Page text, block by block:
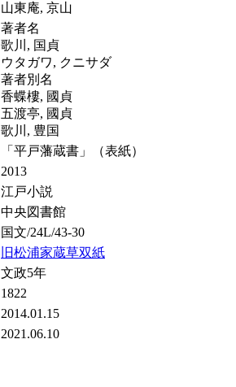
山東庵, 京山
著者名
歌川, 国貞
ウタガワ, クニサダ
著者別名
香蝶樓, 國貞
五渡亭, 國貞
歌川, 豊国
「平戸藩蔵書」（表紙）
2013
江戸小説
中央図書館
国文/24L/43-30
旧松浦家蔵草双紙
文政5年
1822
2014.01.15
2021.06.10